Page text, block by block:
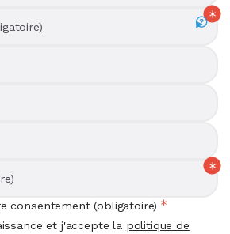
et j'accepte la politique de
consentement (obligatoire)